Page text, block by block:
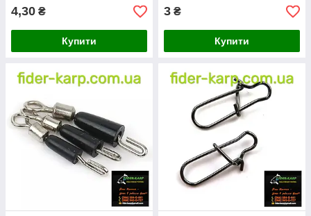
4,30 ₴
Купити
3 ₴
Купити